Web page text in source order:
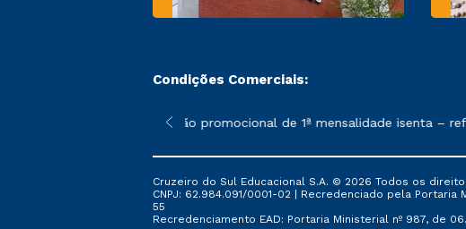
Condições Comerciais:
sofrer alterações nos períodos de rematrícula conforme exposto
*A condição promocional de 1ª mensalidade isenta –
Cruzeiro do Sul Educacional S.A. © 2026 Todos os
CNPJ: 62.984.091/0001-02 | Recredenciado pela Portaria
55
Recredenciamento EAD: Portaria Ministerial nº 987, de